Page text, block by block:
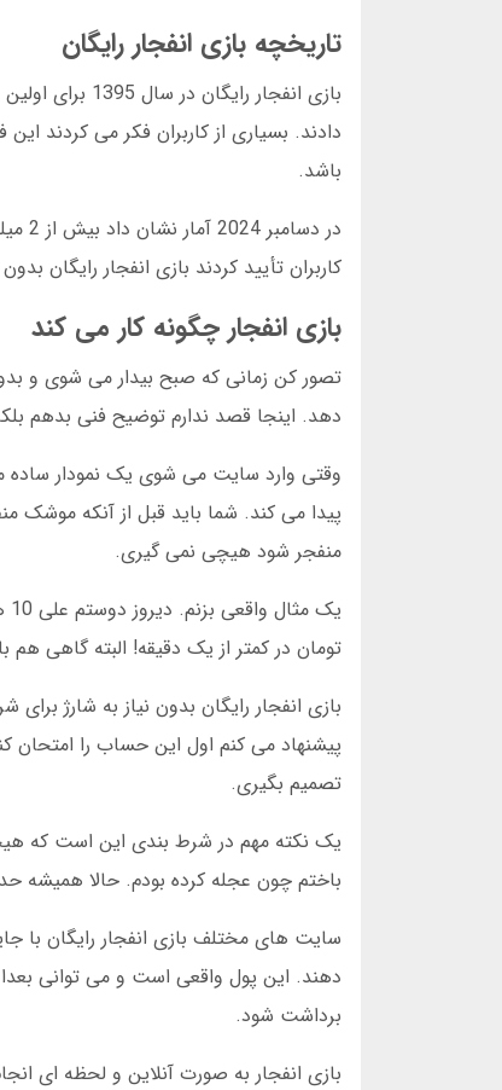
تاریخچه بازی انفجار رایگان
بازی انفجار
دادند. بسیاری از کاربران فکر می
باشد.
کاربران تأیید کردند بازی انفجار رایگان
بازی انفجار چگونه کار می کند
تصور کن زمانی که صبح بیدار می شوی و
دهد. اینجا قصد ندارم توضیح فنی بدهم
وقتی وارد سایت می شوی یک نمودار
پیدا می کند. شما باید قبل از آنکه موشک
منفجر شود هیچی نمی گیری.
تومان در کمتر از یک دقیقه! البته گاهی
بازی انفجار رایگان بدون نیاز به شارژ
پیشنهاد می کنم اول این حساب را امتحان
تصمیم بگیری.
باختم چون عجله کرده بودم. حالا همیشه حداکثر 10 درصد سرمایه خود را در هر دور
دهند. این پول واقعی است و می توانی بعدا
برداشت شود.
بازی انفجار به صورت آنلاین و لحظه ای